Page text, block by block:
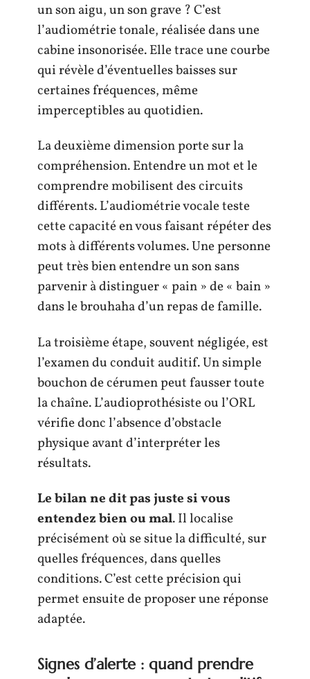
un son aigu, un son grave ? C’est
l’audiométrie tonale, réalisée dans une
cabine insonorisée. Elle trace une courbe
qui révèle d’éventuelles baisses sur
certaines fréquences, même
imperceptibles au quotidien.
La deuxième dimension porte sur la
compréhension. Entendre un mot et le
comprendre mobilisent des circuits
différents. L’audiométrie vocale teste
cette capacité en vous faisant répéter des
mots à différents volumes. Une personne
peut très bien entendre un son sans
parvenir à distinguer « pain » de « bain »
dans le brouhaha d’un repas de famille.
La troisième étape, souvent négligée, est
l’examen du conduit auditif. Un simple
bouchon de cérumen peut fausser toute
la chaîne. L’audioprothésiste ou l’ORL
vérifie donc l’absence d’obstacle
physique avant d’interpréter les
résultats.
Le bilan ne dit pas juste si vous
entendez bien ou mal. Il localise
précisément où se situe la difficulté, sur
quelles fréquences, dans quelles
conditions. C’est cette précision qui
permet ensuite de proposer une réponse
adaptée.
Signes d’alerte : quand prendre